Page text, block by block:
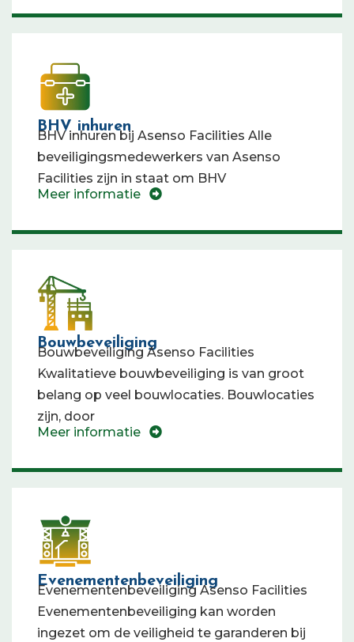
BHV inhuren
BHV inhuren bij Asenso Facilities Alle
beveiligingsmedewerkers van Asenso
Facilities zijn in staat om BHV
Meer informatie
Bouwbeveiliging
Bouwbeveiliging Asenso Facilities
Kwalitatieve bouwbeveiliging is van groot
belang op veel bouwlocaties. Bouwlocaties
zijn, door
Meer informatie
Evenementenbeveiliging
Evenementenbeveiliging Asenso Facilities
Evenementenbeveiliging kan worden
ingezet om de veiligheid te garanderen bij